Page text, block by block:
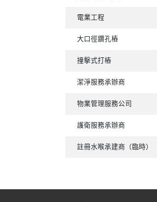
電業工程
大口徑鑽孔樁
撞擊式打樁
潔淨服務承辦商
物業管理服務公司
護衛服務承辦商
註冊水喉承建商（臨時）